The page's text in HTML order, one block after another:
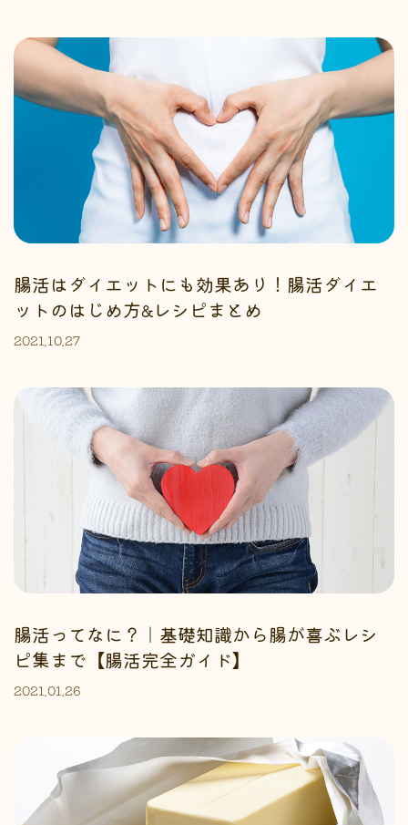
腸活はダイエットにも効果あり！腸活ダイエ
ットのはじめ方&レシピまとめ
2021.10.27
腸活ってなに？｜基礎知識から腸が喜ぶレシ
ピ集まで【腸活完全ガイド】
2021.01.26